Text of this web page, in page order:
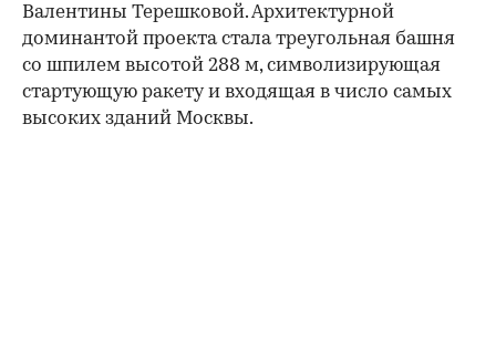
00:00 / 00:00
Валентины Терешковой. Архитектурной
доминантой проекта стала треугольная башня
со шпилем высотой 288 м, символизирующая
стартующую ракету и входящая в число самых
высоких зданий Москвы.